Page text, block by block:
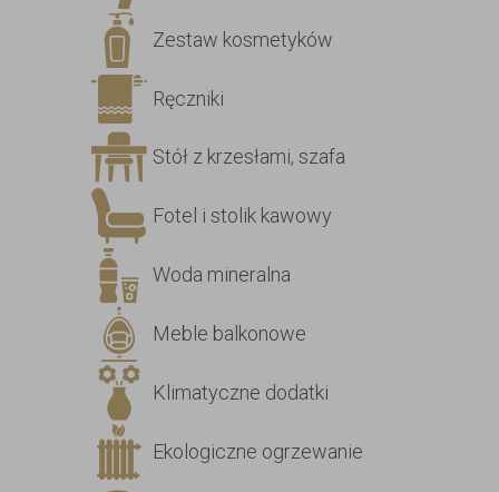
Zestaw kosmetyków
Ręczniki
Stół z krzesłami, szafa
Fotel i stolik kawowy
Woda mineralna
Meble balkonowe
Klimatyczne dodatki
Ekologiczne ogrzewanie